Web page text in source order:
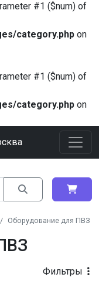
#1 ($num) of
category.php on
#1 ($num) of
category.php on
Оборудование для ПВЗ
Фильтры